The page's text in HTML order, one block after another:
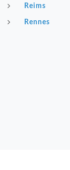
Reims
Rennes